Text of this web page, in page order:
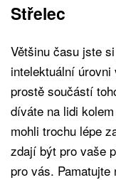
Střelec
Většinu času jste
intelektuální
prostě součástí
díváte na lidi
mohli trochu lépe
zdají být pro vaše
pro vás.